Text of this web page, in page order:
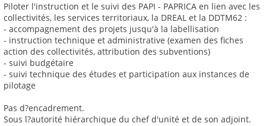
Piloter l'instruction et le suivi des PAPI - PAPRICA en lien avec les
collectivités, les services territoriaux, la DREAL et la DDTM62 :
- accompagnement des projets jusqu'à la labellisation
- instruction technique et administrative (examen des fiches
action des collectivités, attribution des subventions)
- suivi budgétaire
- suivi technique des études et participation aux instances de
pilotage
Pas d?encadrement.
Sous l?autorité hiérarchique du chef d'unité et de son adjoint.